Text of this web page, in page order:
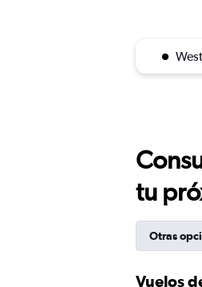
tu
Otras
Vuelos